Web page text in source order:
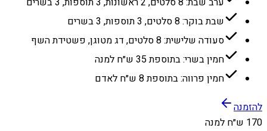
שבת בוקר: 8 סלטים, 3 תוספות, 3 בשרים
סעודה שלישית: 8 סלטים, דג מטוגן, פשטידת השף
חמין בשרי: בתוספת 35 ש״ח למנה
חמין פרווה: בתוספת 8 ש״ח לאדם
להזמנה
170 ש״ח למנה